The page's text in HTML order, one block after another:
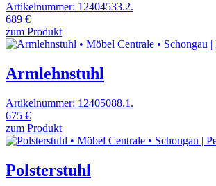
Artikelnummer: 12404533.2.
689 €
zum Produkt
Armlehnstuhl
Artikelnummer: 12405088.1.
675 €
zum Produkt
Polsterstuhl